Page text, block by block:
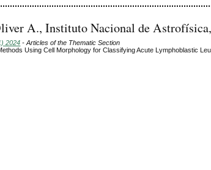
A., Instituto Nacional de
2024 - Articles of the Thematic Section
Using Cell Morphology for Classifying Acute Lymphoblastic